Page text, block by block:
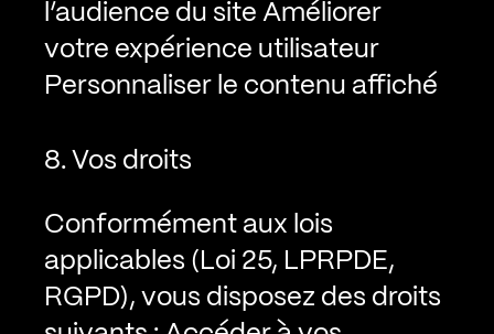
l’audience du siteAméliorer
votre expérience utilisateur
Personnaliser le contenu affiché
8. Vos droits
Conformément aux lois
applicables (Loi 25, LPRPDE,
RGPD), vous disposez des droits